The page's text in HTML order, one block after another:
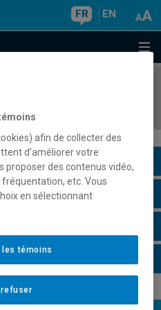
FR EN
afin de collecter des
d’améliorer votre
proposer des contenus vidéo,
fréquentation, etc. Vous
en sélectionnant
refuser
témoins